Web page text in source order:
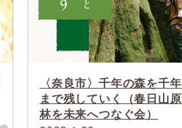
〈奈良市〉千年の森を千
まで残していく（春日山
林を未来へつなぐ会）